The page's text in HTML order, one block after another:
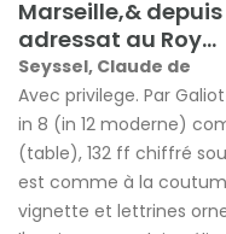
Marseille,&
adressat au Roy...
Seyssel, Claude de
Avec privilege. Par
in 8 (in 12 moderne)
(table), 132 ff chiffré
est comme à la
vignette et lettrines